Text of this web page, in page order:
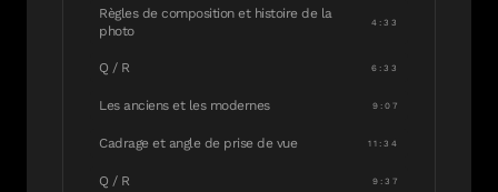
Règles de composition et histoire de la
photo
4:33
Q / R 6:33
Les anciens et les modernes 9:07
Cadrage et angle de prise de vue 11:34
Q / R 9:37